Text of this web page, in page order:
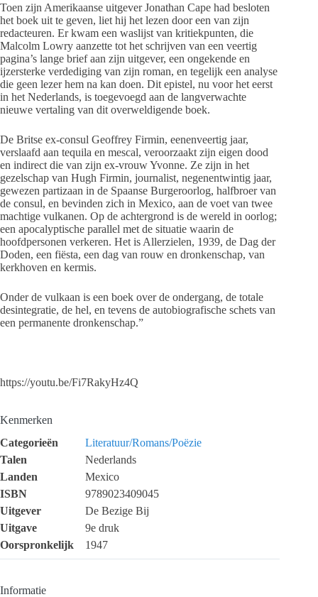
Toen zijn Amerikaanse uitgever Jonathan Cape had besloten
het boek uit te geven, liet hij het lezen door een van zijn
redacteuren. Er kwam een waslijst van kritiekpunten, die
Malcolm Lowry aanzette tot het schrijven van een veertig
pagina’s lange brief aan zijn uitgever, een ongekende en
ijzersterke verdediging van zijn roman, en tegelijk een analyse
die geen lezer hem na kan doen. Dit epistel, nu voor het eerst
in het Nederlands, is toegevoegd aan de langverwachte
nieuwe vertaling van dit overweldigende boek.
De Britse ex-consul Geoffrey Firmin, eenenveertig jaar,
verslaafd aan tequila en mescal, veroorzaakt zijn eigen dood
en indirect die van zijn ex-vrouw Yvonne. Ze zijn in het
gezelschap van Hugh Firmin, journalist, negenentwintig jaar,
gewezen partizaan in de Spaanse Burgeroorlog, halfbroer van
de consul, en bevinden zich in Mexico, aan de voet van twee
machtige vulkanen. Op de achtergrond is de wereld in oorlog;
een apocalyptische parallel met de situatie waarin de
hoofdpersonen verkeren. Het is Allerzielen, 1939, de Dag der
Doden, een fiësta, een dag van rouw en dronkenschap, van
kerkhoven en kermis.
Onder de vulkaan is een boek over de ondergang, de totale
desintegratie, de hel, en tevens de autobiografische schets van
een permanente dronkenschap.”
https://youtu.be/Fi7RakyHz4Q
Kenmerken
Categorieën
Literatuur/Romans/Poëzie
Talen
Nederlands
Landen
Mexico
ISBN
9789023409045
Uitgever
De Bezige Bij
Uitgave
9e druk
Oorspronkelijk
1947
Informatie